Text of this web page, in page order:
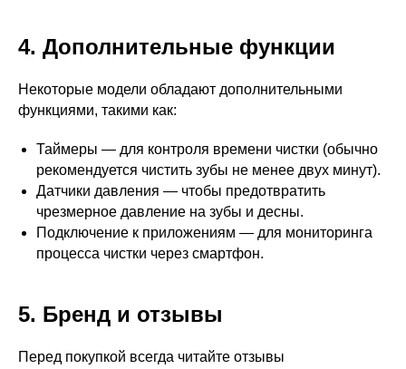
4. Дополнительные функции
Некоторые модели обладают дополнительными
функциями, такими как:
Таймеры — для контроля времени чистки (обычно
рекомендуется чистить зубы не менее двух минут).
Датчики давления — чтобы предотвратить
чрезмерное давление на зубы и десны.
Подключение к приложениям — для мониторинга
процесса чистки через смартфон.
5. Бренд и отзывы
Перед покупкой всегда читайте отзывы